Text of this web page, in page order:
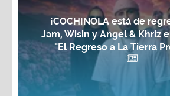
¡COCHINOLA está de
Jam, Wisin y Angel & Khriz
"El Regreso a La Tierra